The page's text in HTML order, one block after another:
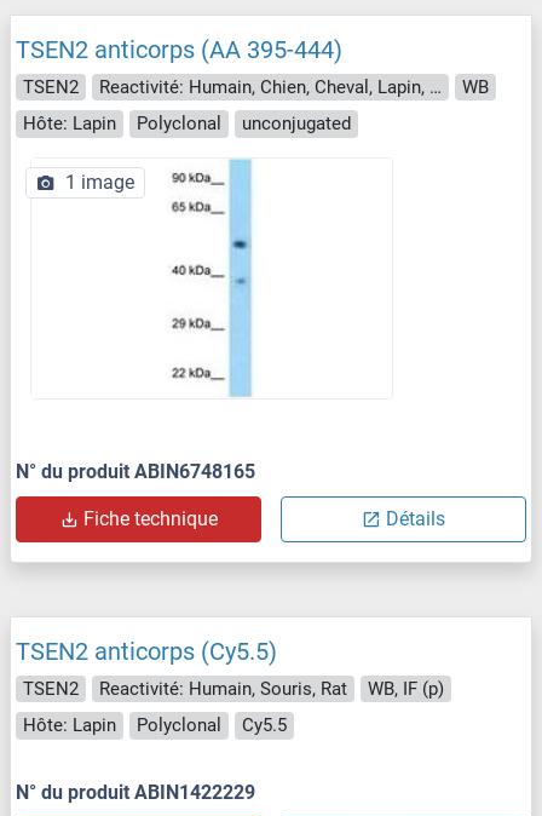
TSEN2 anticorps (AA 395-444)
TSEN2 Reactivité: Humain, Chien, Cheval, Lapin, Roussette (Chauve-souris), Singe
WB
Hôte: Lapin
Polyclonal unconjugated
1 image
N° du produit ABIN6748165
Fiche technique Détails
TSEN2 anticorps (Cy5.5)
TSEN2 Reactivité: Humain, Souris, Rat
WB, IF (p)
Hôte: Lapin
Polyclonal Cy5.5
N° du produit ABIN1422229